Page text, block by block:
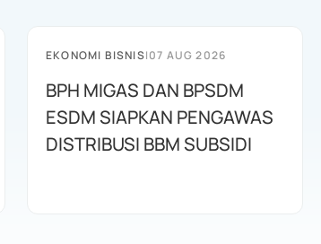
EKONOMI BISNIS|07 AUG 2026
BPH MIGAS DAN BPSDM
ESDM SIAPKAN PENGAWAS
DISTRIBUSI BBM SUBSIDI